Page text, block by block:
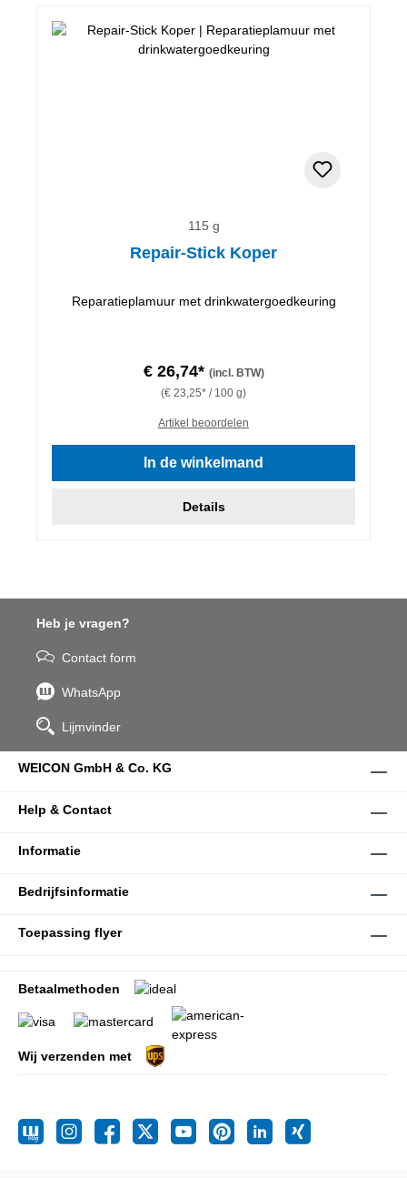
115 g
Repair-Stick Koper
Reparatieplamuur met drinkwatergoedkeuring
€ 26,74* (incl. BTW)
(€ 23,25* / 100 g)
Artikel beoordelen
In de winkelmand
Details
Heb je vragen?
Contact form
WhatsApp
Lijmvinder
WEICON GmbH & Co. KG
Help & Contact
Informatie
Bedrijfsinformatie
Toepassing flyer
Betaalmethoden
Wij verzenden met